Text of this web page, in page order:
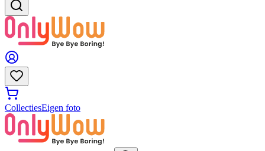
CollectiesEigen foto